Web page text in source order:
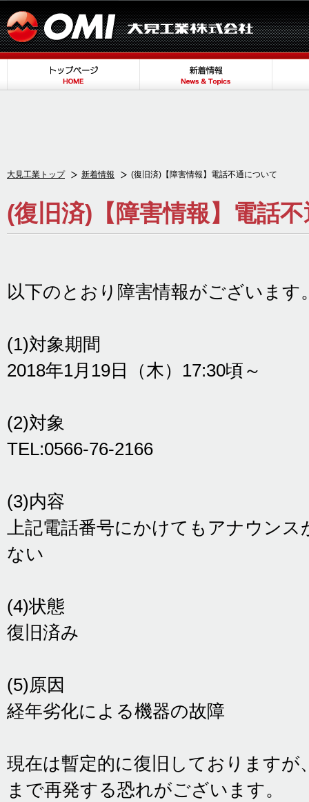
大見工業トップ 新着情報 (復旧済)【障害情報】電話不通について
(復旧済)【障害情報】電話
以下のとおり障害情報がございます
(1)対象期間
2018年1月19日（木）17:30頃～
(2)対象
TEL:0566-76-2166
(3)内容
上記電話番号にかけてもアナウン
ない
(4)状態
復旧済み
(5)原因
経年劣化による機器の故障
現在は暫定的に復旧しておりますが
まで再発する恐れがございます。